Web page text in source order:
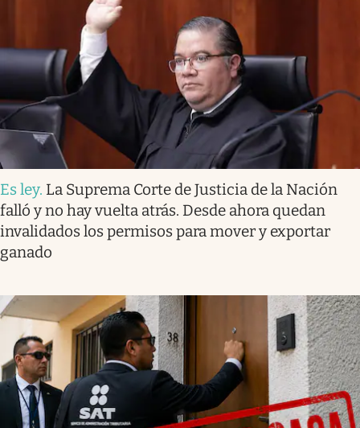
Es ley. La Suprema Corte de Justicia de la Nación
falló y no hay vuelta atrás. Desde ahora quedan
invalidados los permisos para mover y exportar
ganado